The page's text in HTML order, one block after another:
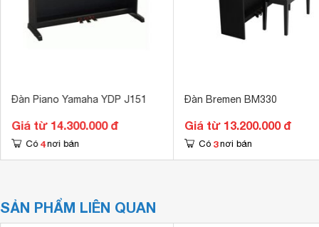
Đàn Piano Yamaha YDP J151
Giá từ 14.300.000 đ
Có 4 nơi bán
Đàn Bremen BM330
Giá từ 13.200.000 đ
Có 3 nơi bán
SẢN PHẨM LIÊN QUAN